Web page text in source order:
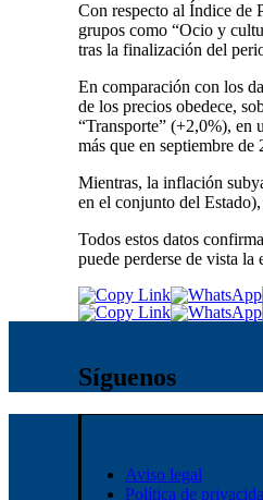
Con respecto al Índice de
grupos como “Ocio y
tras la finalización del
En comparación con los
de los precios obedece,
“Transporte” (+2,0%), en
más que en septiembre de
Mientras, la inflación
en el conjunto del
Todos estos datos
puede perderse de vista
Síguenos
Aviso legal
Política de